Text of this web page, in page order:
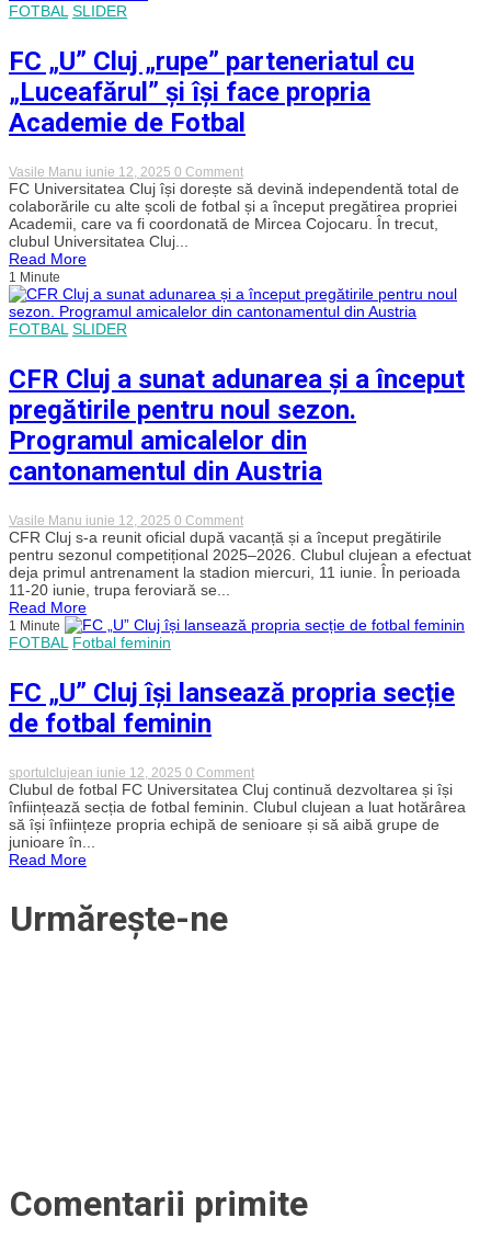
semnal
de
privind
FOTBAL SLIDER
FC „U” Cluj „rupe” parteneriatul cu
„Luceafărul” și își face propria
Academie de Fotbal
Vasile Manu iunie 12, 2025 0 Commenton
FC
„U”
Cluj
„rupe”
și
își
face
Fotbal
FC Universitatea Cluj își dorește să devină independentă total de
colaborările cu alte școli de fotbal și a început pregătirea propriei
Academii, care va fi coordonată de Mircea Cojocaru. În trecut,
clubul Universitatea Cluj...
Read More
1 Minute
FOTBAL SLIDER
CFR Cluj a sunat adunarea și a început
pregătirile pentru noul sezon.
Programul amicalelor din
cantonamentul din Austria
Vasile Manu iunie 12, 2025 0 Commenton
CFR
Cluj
a
sunat
a
noul
sezon.
cantonamentul
din
Austria
CFR Cluj s-a reunit oficial după vacanță și a început pregătirile
pentru sezonul competițional 2025–2026. Clubul clujean a efectuat
deja primul antrenament la stadion miercuri, 11 iunie. În perioada
11-20 iunie, trupa feroviară se...
Read More
1 Minute
FOTBAL Fotbal feminin
FC „U” Cluj își lansează propria secție
de fotbal feminin
sportulclujean iunie 12, 2025 0 Commenton
FC
„U”
Cluj
își
Clubul de fotbal FC Universitatea Cluj continuă dezvoltarea și își
înființează secția de fotbal feminin. Clubul clujean a luat hotărârea
să își înființeze propria echipă de senioare și să aibă grupe de
junioare în...
Read More
Urmărește-ne
Comentarii primite